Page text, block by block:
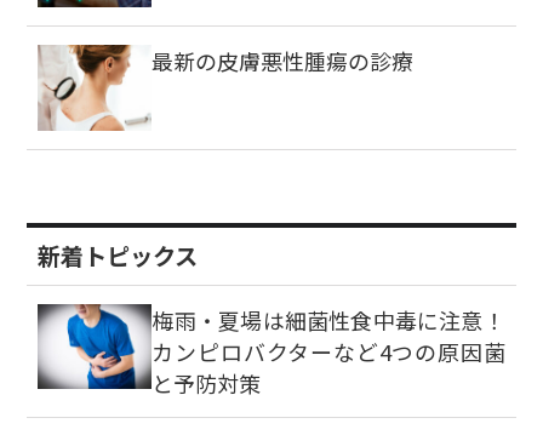
最新の皮膚悪性腫瘍の診療
新着トピックス
梅雨・夏場は細菌性食中毒に注意！
カンピロバクターなど4つの原因菌
と予防対策